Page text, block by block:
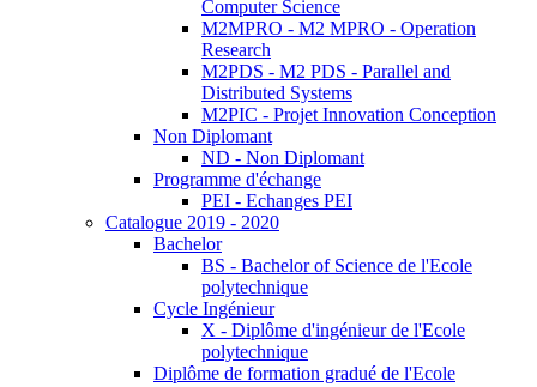
Computer Science
M2MPRO - M2 MPRO - Operation
Research
M2PDS - M2 PDS - Parallel and
Distributed Systems
M2PIC - Projet Innovation Conception
Non Diplomant
ND - Non Diplomant
Programme d'échange
PEI - Echanges PEI
Catalogue 2019 - 2020
Bachelor
BS - Bachelor of Science de l'Ecole
polytechnique
Cycle Ingénieur
X - Diplôme d'ingénieur de l'Ecole
polytechnique
Diplôme de formation gradué de l'Ecole